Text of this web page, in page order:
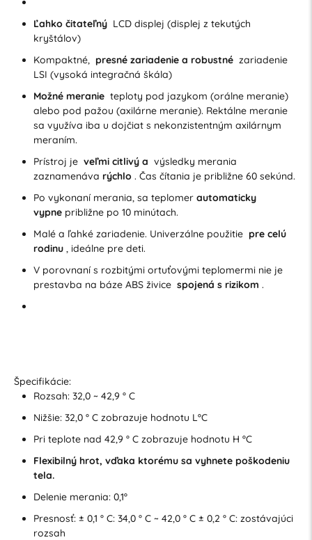
Ľahko čitateľnýLCD displej (displej z tekutých
kryštálov)
Kompaktné, presné zariadenie a robustnézariadenie
LSI (vysoká integračná škála)
Možné meranieteploty pod jazykom (orálne meranie)
alebo pod pažou (axilárne meranie). Rektálne meranie
sa využíva iba u dojčiat s nekonzistentným axilárnym
meraním.
Prístroj je veľmi citlivý a výsledky merania
zaznamenáva rýchlo. Čas čítania je približne 60 sekúnd.
Po vykonaní merania, sa teplomer automaticky
vypnepribližne po 10 minútach.
Malé a ľahké zariadenie. Univerzálne použitie pre celú
rodinu, ideálne pre deti.
V porovnaní s rozbitými ortuťovými teplomermi nie je
prestavba na báze ABS živice spojená s rizikom .
Špecifikácie:
Rozsah: 32,0 ~ 42,9 ° C
Nižšie: 32,0 ° C zobrazuje hodnotu LºC
Pri teplote nad 42,9 ° C zobrazuje hodnotu H ºC
Flexibilný hrot, vďaka ktorému sa vyhnete poškodeniu
tela.
Delenie merania: 0,1º
Presnosť: ± 0,1 ° C: 34,0 ° C ~ 42,0 ° C ± 0,2 ° C: zostávajúci
rozsah